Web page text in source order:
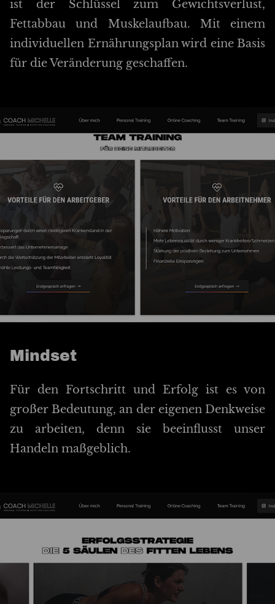
ist der Schlüssel zum Gewichtsverlust,
Fettabbau und Muskelaufbau. Mit einem
individuellen Ernährungsplan wird eine Basis
für die Veränderung geschaffen.
Mindset
Für den Fortschritt und Erfolg ist es von
großer Bedeutung, an der eigenen Denkweise
zu arbeiten, denn sie beeinflusst unser
Handeln maßgeblich.